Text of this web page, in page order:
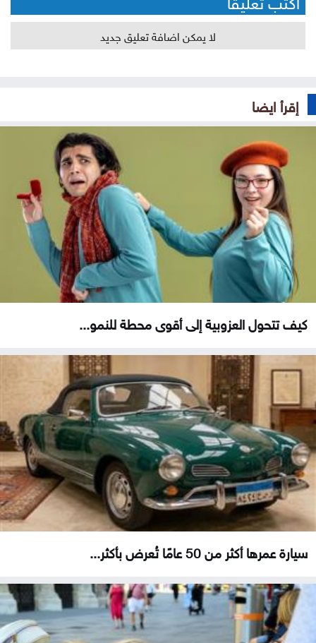
لا يمكن اضافة تعليق جديد
إقرأ ايضا
كيف تتحول العزوبية إلى أقوى محطة للنمو...
سيارة عمرها أكثر من 50 عامًا تُعرض بأكثر...